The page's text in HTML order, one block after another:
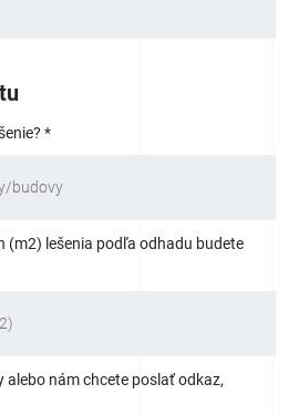
*
(m2) lešenia podľa odhadu budete
alebo nám chcete poslať odkaz,